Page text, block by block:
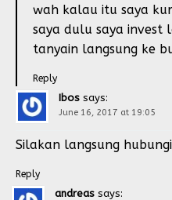
wah kalau itu saya
saya dulu saya invest
tanyain langsung ke
Reply
Ibos says:
June 16, 2017 at 19:05
Silakan langsung
Reply
andreas says: